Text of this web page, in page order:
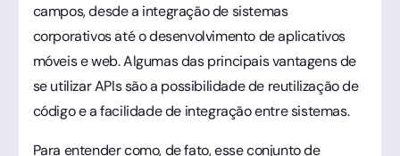
campos, desde a integração de sistemas
corporativos até o desenvolvimento de aplicativos
móveis e web. Algumas das principais vantagens de
se utilizar APIs são a possibilidade de reutilização de
código e a facilidade de integração entre sistemas.
Para entender como, de fato, esse conjunto de